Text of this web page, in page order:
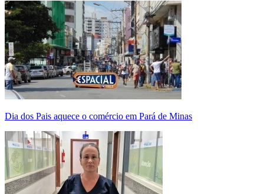
Dia dos Pais aquece o comércio em Pará de Minas